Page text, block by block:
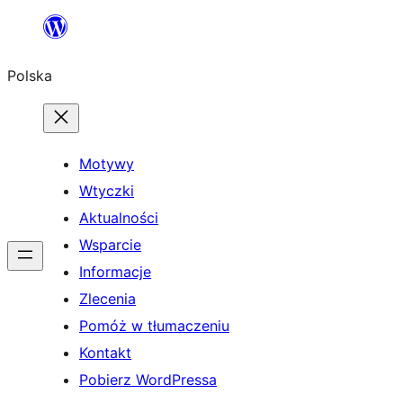
Przejdź
treści
Polska
Motywy
Wtyczki
Aktualności
Wsparcie
Informacje
Zlecenia
Pomóż w tłumaczeniu
Kontakt
Pobierz WordPressa